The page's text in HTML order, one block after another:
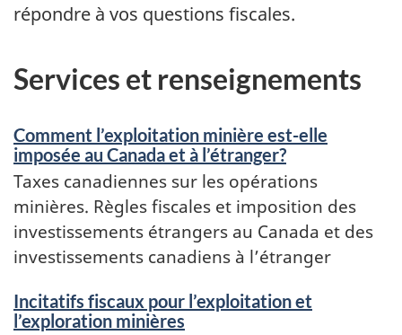
répondre à vos questions fiscales.
Services et renseignements
Comment l’exploitation minière est-elle
imposée au Canada et à l’étranger?
Taxes canadiennes sur les opérations
minières. Règles fiscales et imposition des
investissements étrangers au Canada et des
investissements canadiens à l’étranger
Incitatifs fiscaux pour l’exploitation et
l’exploration minières